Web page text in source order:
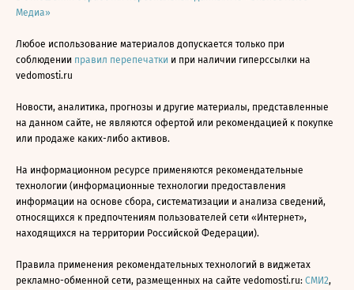
Медиа»
Любое использование материалов допускается только при
соблюдении правил перепечатки и при наличии гиперссылки на
vedomosti.ru
Новости, аналитика, прогнозы и другие материалы, представленные
на данном сайте, не являются офертой или рекомендацией к покупке
или продаже каких-либо активов.
На информационном ресурсе применяются рекомендательные
технологии (информационные технологии предоставления
информации на основе сбора, систематизации и анализа сведений,
относящихся к предпочтениям пользователей сети «Интернет»,
находящихся на территории Российской Федерации).
Правила применения рекомендательных технологий в виджетах
рекламно-обменной сети, размещенных на сайте vedomosti.ru: СМИ2,